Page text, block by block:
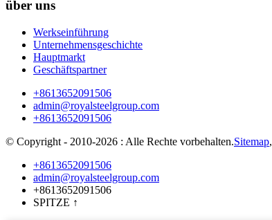
über uns
Werkseinführung
Unternehmensgeschichte
Hauptmarkt
Geschäftspartner
+8613652091506
admin@royalsteelgroup.com
+8613652091506
© Copyright - 2010-2026 : Alle Rechte vorbehalten.Sitemap,
+8613652091506
admin@royalsteelgroup.com
+8613652091506
SPITZE ↑